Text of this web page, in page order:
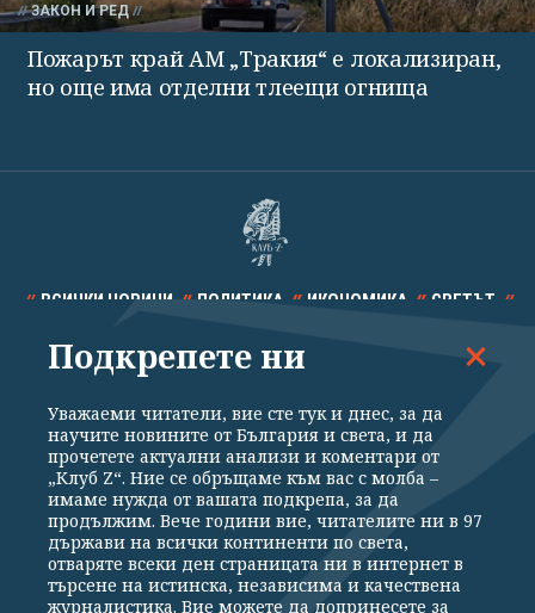
ЗАКОН И РЕД
Пожарът край АМ „Тракия“ е локализиран,
но още има отделни тлеещи огнища
ВСИЧКИ НОВИНИ ПОЛИТИКА ИКОНОМИКА СВЕТЪТ
СПОРТ КУЛТУРА ТЕХНОЛОГИИ КАЛЕЙДОСКОП
Общи условия
Политика за поверителност
Реклама
Партньори Контакти
За Клуб Z
Екип
Подкрепете ни
Подкрепете ни
Уважаеми читатели, вие сте тук и днес, за да
научите новините от България и света, и да
прочетете актуални анализи и коментари от
„Клуб Z“. Ние се обръщаме към вас с молба –
имаме нужда от вашата подкрепа, за да
продължим. Вече години вие, читателите ни в 97
държави на всички континенти по света,
отваряте всеки ден страницата ни в интернет в
търсене на истинска, независима и качествена
журналистика. Вие можете да допринесете за